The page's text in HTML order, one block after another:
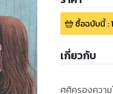
ซื้อฉบับนี้:
เกี่ยวกับ
ศศิครองควา